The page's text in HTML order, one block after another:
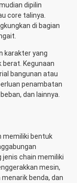
dipilin
core talinya.
di bagian
karakter yang
berat. Kegunaan
bangunan atau
penambatan
dan lainnya.
memiliki bentuk
jenis chain memiliki
mesin,
benda, dan